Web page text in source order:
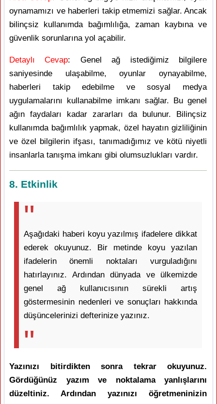
oynamamızı ve haberleri takip etmemizi sağlar. Ancak
bilinçsiz kullanımda bağımlılığa, zaman kaybına ve
güvenlik sorunlarına yol açabilir.
Detaylı Cevap: Genel ağ istediğimiz bilgilere
saniyesinde ulaşabilme, oyunlar oynayabilme,
haberleri takip edebilme ve sosyal medya
uygulamalarını kullanabilme imkanı sağlar. Bu genel
ağın faydaları kadar zararları da bulunur. Bilinçsiz
kullanımda bağımlılık yapmak, özel hayatın gizliliğinin
ve özel bilgilerin ifşası, tanımadığımız ve kötü niyetli
insanlarla tanışma imkanı gibi olumsuzlukları vardır.
8. Etkinlik
Aşağıdaki haberi koyu yazılmış ifadelere dikkat
ederek okuyunuz. Bir metinde koyu yazılan
ifadelerin önemli noktaları vurguladığını
hatırlayınız. Ardından dünyada ve ülkemizde
genel ağ kullanıcısının sürekli artış
göstermesinin nedenleri ve sonuçları hakkında
düşüncelerinizi defterinize yazınız.
Yazınızı bitirdikten sonra tekrar okuyunuz.
Gördüğünüz yazım ve noktalama yanlışlarını
düzeltiniz. Ardından yazınızı öğretmeninizin